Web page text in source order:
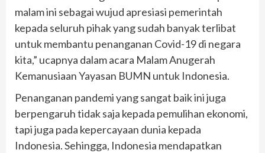
malam ini sebagai wujud apresiasi pemerintah
kepada seluruh pihak yang sudah banyak terlibat
untuk membantu penanganan Covid-19 di negara
kita,” ucapnya dalam acara Malam Anugerah
Kemanusiaan Yayasan BUMN untuk Indonesia.
Penanganan pandemi yang sangat baik ini juga
berpengaruh tidak saja kepada pemulihan ekonomi,
tapi juga pada kepercayaan dunia kepada
Indonesia. Sehingga, Indonesia mendapatkan